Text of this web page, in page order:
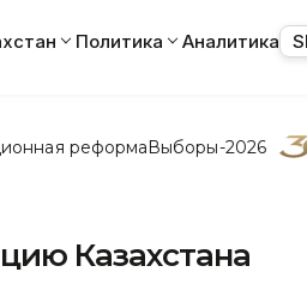
Политика Аналитика
реформаВыборы-2026
Казахстана